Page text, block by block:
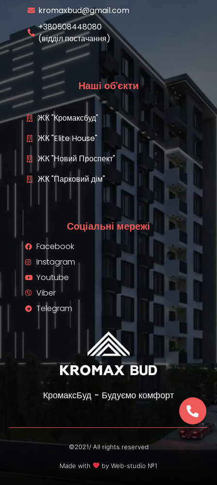
kromaxbud@gmail.com
+380508448080
(відділ постачання)
Наші об'єкти
ЖК "Кромаксбуд"
ЖК "Elite House"
ЖК "Новий Проспект"
ЖК "Парковий дім"
Соціальні мережі
Facebook
Instagram
Youtube
Viber
Telegram
КромаксБуд - Будуємо комфорт
©2021/ All rights reserved
Made with by Web-studio №1